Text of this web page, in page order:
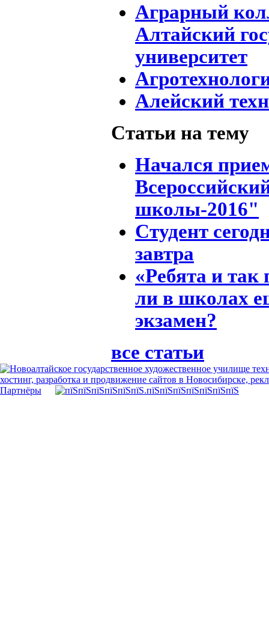
Аграрный
Алтайский
университет
Алейский
Статьи на тему
Начался
школы-2016"
Студент
завтра
«Ребята и
ли в школах
экзамен?
все статьи
хостинг, разработка и продвижение сайтов в Новосибирске,
Партнёры